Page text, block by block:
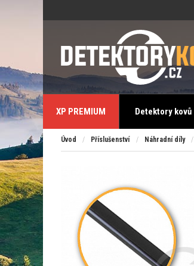
XP PREMIUM Detektory kovů
Úvod / Příslušenství / Náhradní díly /